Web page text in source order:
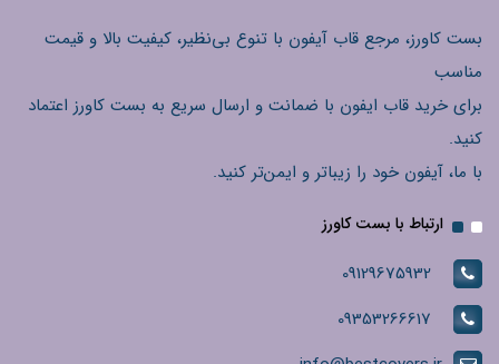
بست کاورز، مرجع قاب آیفون با تنوع بی‌نظیر، کیفیت بالا و قیمت
مناسب
برای خرید قاب ایفون با ضمانت و ارسال سریع به بست کاورز اعتماد
کنید.
با ما، آیفون خود را زیباتر و ایمن‌تر کنید.
ارتباط با بست کاورز
09129675932
09353266617